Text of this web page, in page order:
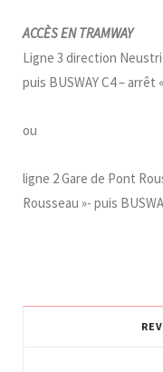
ACCÈS EN TRAMWAY
Ligne 3 direction
puis BUSWAY C4 – arrêt
ou
ligne 2 Gare de Pont
Rousseau »- puis